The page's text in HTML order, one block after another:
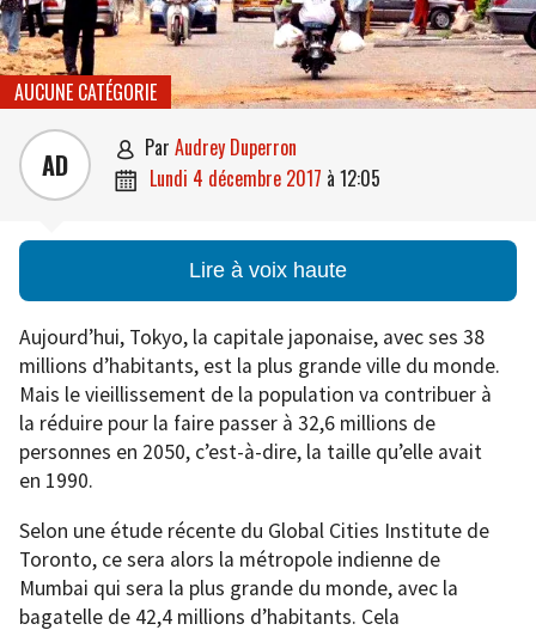
AUCUNE CATÉGORIE
AD  par Audrey Duperron
 lundi 4 décembre 2017 à 12:05
Lire à voix haute
Aujourd’hui, Tokyo, la capitale japonaise, avec ses 38
millions d’habitants, est la plus grande ville du monde.
Mais le vieillissement de la population va contribuer à
la réduire pour la faire passer à 32,6 millions de
personnes en 2050, c’est-à-dire, la taille qu’elle avait
en 1990.
Selon une étude récente du Global Cities Institute de
Toronto, ce sera alors la métropole indienne de
Mumbai qui sera la plus grande du monde, avec la
bagatelle de 42,4 millions d’habitants. Cela